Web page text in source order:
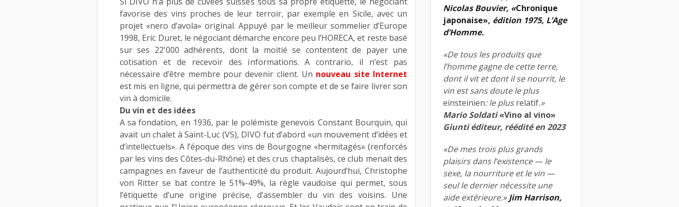
favorise des vins proches de leur terroir, par exemple en Sicile, avec un
projet «nero d’avola» original. Appuyé par le meilleur sommelier d’Europe
1998, Eric Duret, le négociant démarche encore peu l’HORECA, et reste basé
sur ses 22'000 adhérents, dont la moitié se contentent de payer une
cotisation et de recevoir des informations. A contrario, il n’est pas
nécessaire d’être membre pour devenir client. Un nouveau site Internet
est mis en ligne, qui permettra de gérer son compte et de se faire livrer son
vin à domicile.
Du vin et des idées
A sa fondation, en 1936, par le polémiste genevois Constant Bourquin, qui
avait un chalet à Saint-Luc (VS), DIVO fut d’abord «un mouvement d’idées et
d’intellectuels». A l’époque des vins de Bourgogne «hermitagés» (renforcés
par les vins des Côtes-du-Rhône) et des crus chaptalisés, ce club menait des
campagnes en faveur de l’authenticité du produit. Aujourd’hui, Christophe
von Ritter se bat contre le 51%-49%, la règle vaudoise qui permet, sous
l’étiquette d’une origine précise, d’assembler du vin des voisins. Une
Nicolas Bouvier, «Chronique
japonaise», édition 1975, L’Age
d’Homme.
«De tous les produits que
l’homme gagne de cette terre,
dont il vit et dont il se nourrit, le
vin est sans doute le plus
einsteinien: le plusrelatif.»
Mario Soldati«Vino al vino»
Giunti éditeur, réédité en 2023
«De mes trois plus grands
plaisirs dans l’existence — le
sexe, la nourriture et le vin —
seul le dernier nécessite une
aide extérieure.»Jim Harrison,